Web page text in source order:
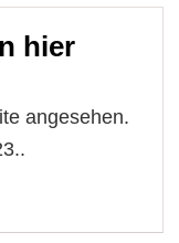
hier
angesehen.